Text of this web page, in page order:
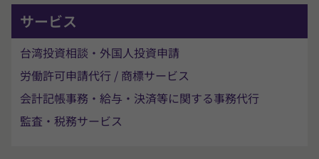
アドバンス・ルーリング
租税条約に関する申請
税務代理人
サービス
台湾投資相談・外国人投資申請
労働許可申請代行 / 商標サービス
会計記帳事務・給与・決済等に関する事務代行
監査・税務サービス